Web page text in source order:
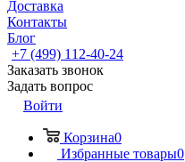
Доставка
Контакты
Блог
+7 (499) 112-40-24
Заказать звонок
Задать вопрос
Войти
Корзина0
Избранные товары0